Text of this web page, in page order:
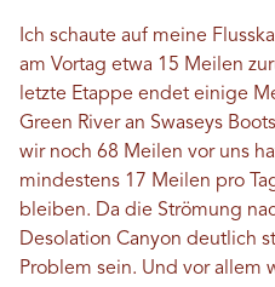
Ich schaute auf meine
am Vortag etwa 15 Meilen
letzte Etappe endet einige
Green River an Swaseys
wir noch 68 Meilen vor uns
mindestens 17 Meilen pro
bleiben. Da die Strömung
Desolation Canyon deutlich
Problem sein. Und vor allem